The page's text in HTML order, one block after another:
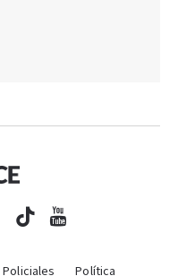
Policiales Política